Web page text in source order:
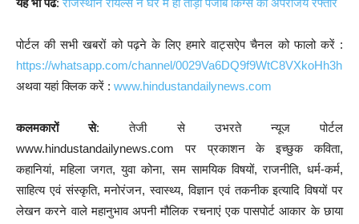
यह भी पढें:राजस्थान रॉयल्स ने घर में ही तोड़ी पंजाब किंग्स की अपराजेय रफ्तार
पोर्टल की सभी खबरों को पढ़ने के लिए हमारे वाट्सऐप चैनल को फालो करें :
https://whatsapp.com/channel/0029Va6DQ9f9WtC8VXkoHh3h
अथवा यहां क्लिक करें : www.hindustandailynews.com
कलमकारों से: तेजी से उभरते न्यूज पोर्टल
www.hindustandailynews.com पर प्रकाशन के इच्छुक कविता,
कहानियां, महिला जगत, युवा कोना, सम सामयिक विषयों, राजनीति, धर्म-कर्म,
साहित्य एवं संस्कृति, मनोरंजन, स्वास्थ्य, विज्ञान एवं तकनीक इत्यादि विषयों पर
लेखन करने वाले महानुभाव अपनी मौलिक रचनाएं एक पासपोर्ट आकार के छाया